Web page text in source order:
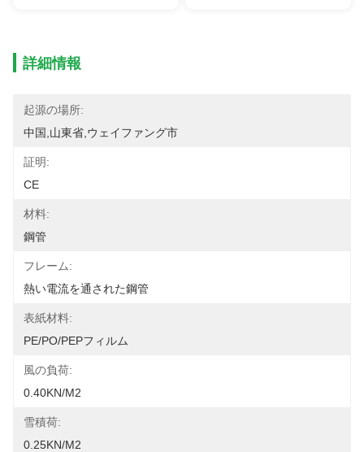
詳細情報
起源の場所:
中国,山東省,ウェイファング市
証明:
CE
材料:
鋼管
フレーム:
熱い電流を通された鋼管
表紙材料:
PE/PO/PEPフィルム
風の負荷:
0.40KN/m2
雪積荷:
0.25KN/m2